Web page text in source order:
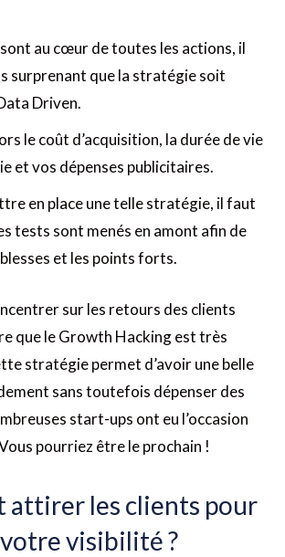
au cœur de toutes les actions, il
surprenant que la stratégie soit
Driven.
le coût d’acquisition, la durée de vie
et vos dépenses publicitaires.
en place une telle stratégie, il faut
tests sont menés en amont afin de
et les points forts.
sur les retours des clients
que le Growth Hacking est très
stratégie permet d’avoir une belle
sans toutefois dépenser des
start-ups ont eu l’occasion
pourriez être le prochain !
attirer les clients pour
visibilité ?